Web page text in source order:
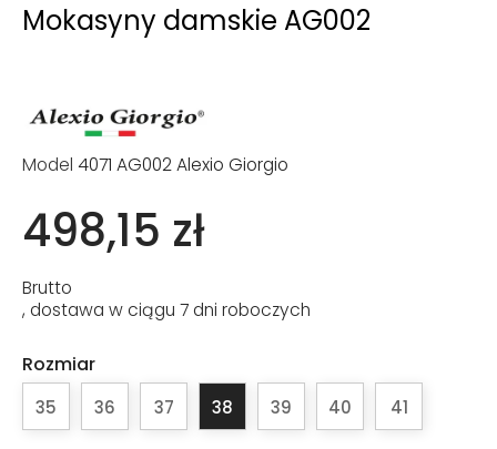
Mokasyny damskie AG002
Model 4071 AG002 Alexio Giorgio
498,15 zł
Brutto
, dostawa w ciągu 7 dni roboczych
Rozmiar
35 36 37 38 39 40 41